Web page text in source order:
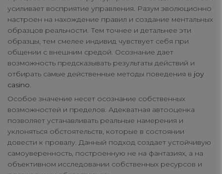
усиливает восприятие управления. Разум эволюционно
настроен на нахождение правил и создание ментальных
образцов реальности. Тем точнее и детальнее эти
образцы, тем смелее индивид чувствует себя при
общении с внешним средой. Осознание дает
возможность предсказывать результаты действий и
отбирать самые действенные методы поведения в joy
casino.
Особое значение несет осознание собственных
возможностей и пределов. Адекватная автооценка
позволяет устанавливать реальные намерения и
уклоняться обстоятельств, которые в состоянии
довести к провалу. Данный подход создает устойчивую
самоуверенность, построенную не на фантазиях, а на
объективном исследовании собственных ресурсов и